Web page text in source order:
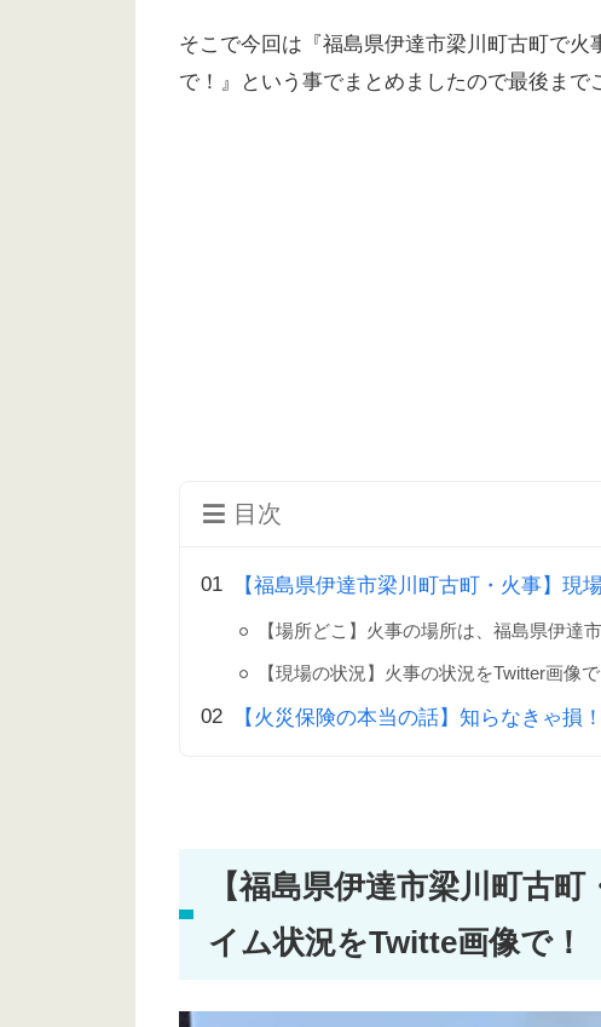
そこで今回は『福島県伊達市梁川町古町で
で！』という事でまとめましたので最後まで
目次
【福島県伊達市梁川町古町・火事】現
【場所どこ】火事の場所は、福島県伊達
【現場の状況】火事の状況をTwitter画像で
【火災保険の本当の話】知らなきゃ損
【福島県伊達市梁川町古
イム状況をTwitte画像で！